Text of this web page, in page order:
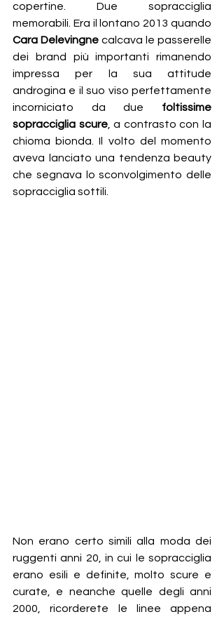
copertine. Due sopracciglia
Cara Delevingne calcava le passerelle
dei brand più importanti rimanendo
impressa per la sua attitude
androgina e il suo viso perfettamente
incorniciato da due foltissime
sopracciglia scure, a contrasto con la
chioma bionda. Il volto del momento
aveva lanciato una tendenza beauty
che segnava lo sconvolgimento delle
sopracciglia sottili.
Non erano certo simili alla moda dei
ruggenti anni 20, in cui le sopracciglia
erano esili e definite, molto scure e
curate, e neanche quelle degli anni
2000, ricorderete le linee appena